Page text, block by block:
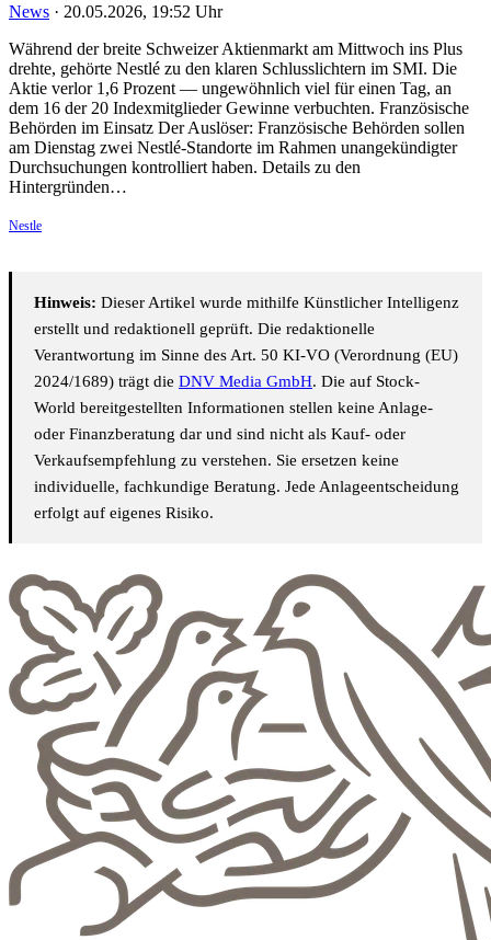
News · 20.05.2026, 19:52 Uhr
Während der breite Schweizer Aktienmarkt am Mittwoch ins Plus
drehte, gehörte Nestlé zu den klaren Schlusslichtern im SMI. Die
Aktie verlor 1,6 Prozent — ungewöhnlich viel für einen Tag, an
dem 16 der 20 Indexmitglieder Gewinne verbuchten. Französische
Behörden im Einsatz Der Auslöser: Französische Behörden sollen
am Dienstag zwei Nestlé-Standorte im Rahmen unangekündigter
Durchsuchungen kontrolliert haben. Details zu den
Hintergründen…
Nestle
Hinweis: Dieser Artikel wurde mithilfe Künstlicher Intelligenz
erstellt und redaktionell geprüft. Die redaktionelle
Verantwortung im Sinne des Art. 50 KI-VO (Verordnung (EU)
2024/1689) trägt die DNV Media GmbH. Die auf Stock-
World bereitgestellten Informationen stellen keine Anlage-
oder Finanzberatung dar und sind nicht als Kauf- oder
Verkaufsempfehlung zu verstehen. Sie ersetzen keine
individuelle, fachkundige Beratung. Jede Anlageentscheidung
erfolgt auf eigenes Risiko.